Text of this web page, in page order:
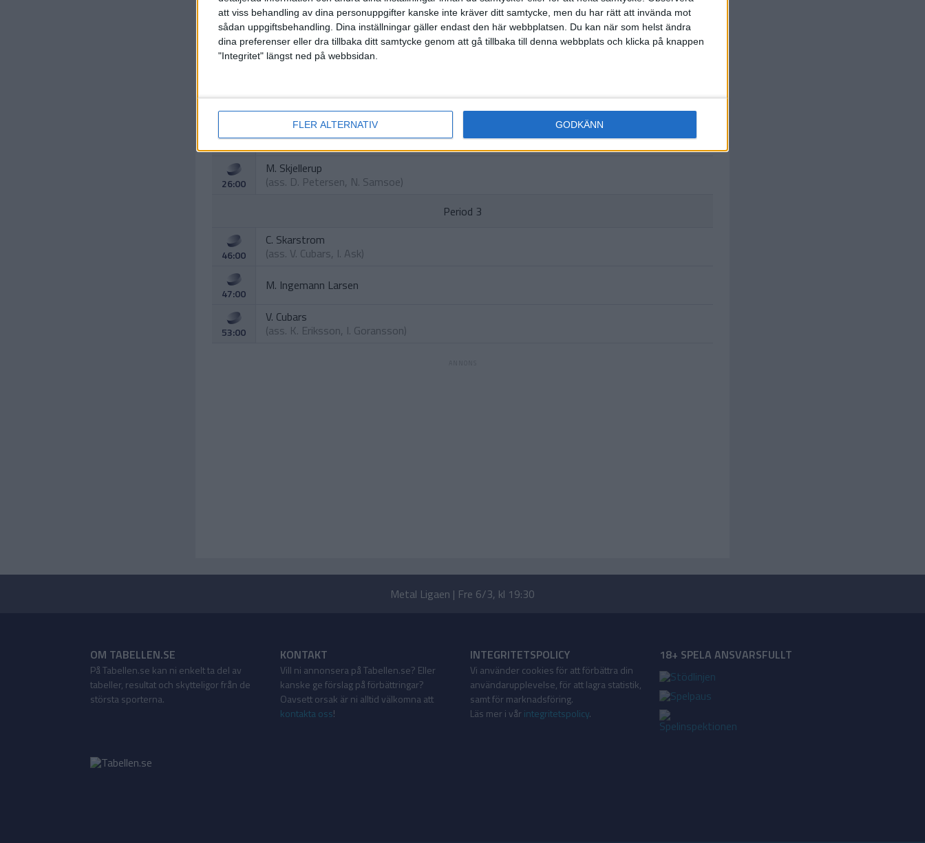
att viss behandling av dina personuppgifter kanske inte kräver ditt samtycke, men du har rätt att invända mot
sådan uppgiftsbehandling. Dina inställningar gäller endast den här webbplatsen. Du kan när som helst ändra
dina preferenser eller dra tillbaka ditt samtycke genom att gå tillbaka till denna webbplats och klicka på knappen
"Integritet" längst ned på webbsidan.
FLER ALTERNATIV GODKÄNN
Inga händelser
B. Bremer
(ass.V. Cubars,I. Ask)
26:00
M. Skjellerup
(ass. D. Petersen, N. Samsoe)
Period 3
46:00
C. Skarstrom
(ass. V. Cubars, I. Ask)
47:00
M. Ingemann Larsen
53:00
V. Cubars
(ass. K. Eriksson, I. Goransson)
Metal Ligaen | Fre 6/3, kl 19:30
OM TABELLEN.SE
På Tabellen.se kan ni enkelt ta del av
tabeller, resultat och skytteligor från de
största sporterna.
KONTAKT
Vill ni annonsera på Tabellen.se? Eller
kanske ge förslag på förbättringar?
Oavsett orsak är ni alltid välkomna att
kontakta oss!
INTEGRITETSPOLICY
Vi använder cookies för att förbättra din
användarupplevelse, för att lagra statistik,
samt för marknadsföring.
Läs mer i vår integritetspolicy.
18+ SPELA ANSVARSFULLT